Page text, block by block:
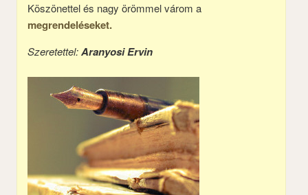
Köszönettel és nagy örömmel várom a
megrendeléseket.
Szeretettel:Aranyosi Ervin